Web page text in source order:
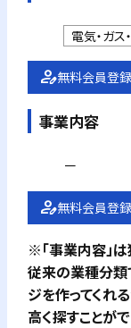
電気・ガス
無料会員登
事業内容
－
無料会員登
※「事業内容」
従来の業種分類
ジを作ってくれ
高く探すことがで